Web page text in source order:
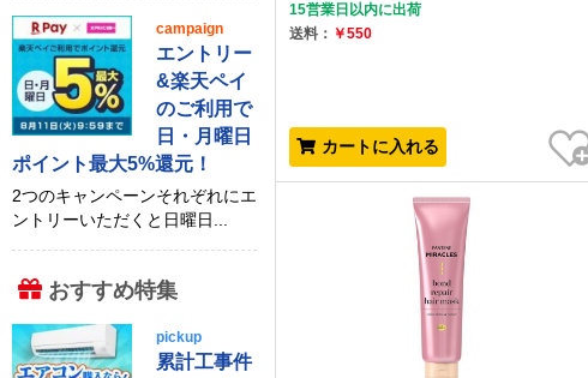
15営業日以内に出荷
送料： ￥550
カートに入れる
お気に入り
campaign
エントリー
&楽天ペイ
のご利用で
日・月曜日
ポイント最大5%還元！
2つのキャンペーンそれぞれにエ
ントリーいただくと日曜日...
おすすめ特集
pickup
累計工事件